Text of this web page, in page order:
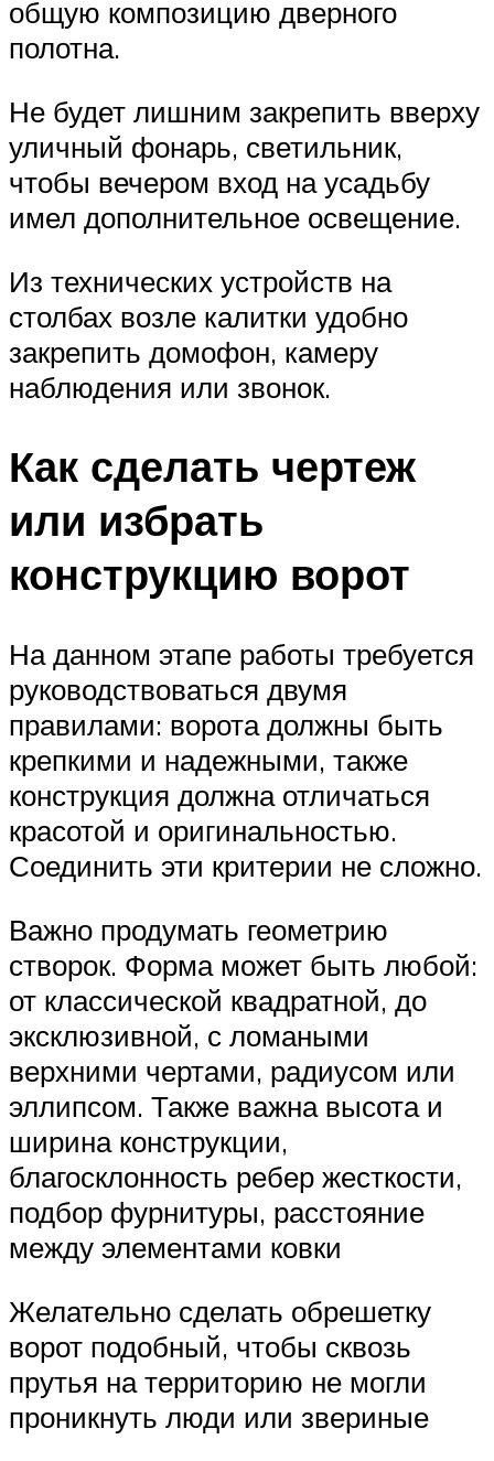
общую композицию дверного
полотна.
Не будет лишним закрепить вверху
уличный фонарь, светильник,
чтобы вечером вход на усадьбу
имел дополнительное освещение.
Из технических устройств на
столбах возле калитки удобно
закрепить домофон, камеру
наблюдения или звонок.
Как сделать чертеж
или избрать
конструкцию ворот
На данном этапе работы требуется
руководствоваться двумя
правилами: ворота должны быть
крепкими и надежными, также
конструкция должна отличаться
красотой и оригинальностью.
Соединить эти критерии не сложно.
Важно продумать геометрию
створок. Форма может быть любой:
от классической квадратной, до
эксклюзивной, с ломаными
верхними чертами, радиусом или
эллипсом. Также важна высота и
ширина конструкции,
благосклонность ребер жесткости,
подбор фурнитуры, расстояние
между элементами ковки
Желательно сделать обрешетку
ворот подобный, чтобы сквозь
прутья на территорию не могли
проникнуть люди или звериные